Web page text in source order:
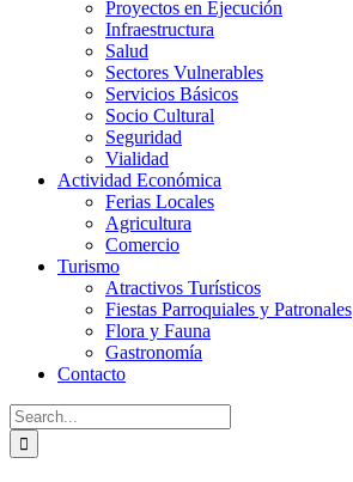
Proyectos en Ejecución
Infraestructura
Salud
Sectores Vulnerables
Servicios Básicos
Socio Cultural
Seguridad
Vialidad
Actividad Económica
Ferias Locales
Agricultura
Comercio
Turismo
Atractivos Turísticos
Fiestas Parroquiales y Patronales
Flora y Fauna
Gastronomía
Contacto
Search
for: